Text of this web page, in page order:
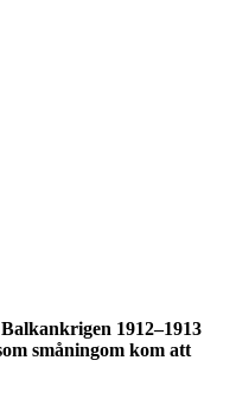
1912–1913
småningom kom att